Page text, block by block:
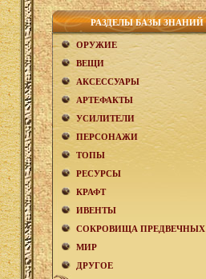
РАЗДЕЛЫ БАЗЫ ЗНАНИЙ
ОРУЖИЕ
ВЕЩИ
АКCЕСCУАРЫ
АРТЕФАКТЫ
УСИЛИТЕЛИ
ПЕРСОНАЖИ
ТОПЫ
РЕСУРСЫ
КРАФТ
ИВЕНТЫ
СОКРОВИЩА ПРЕДВЕЧНЫХ
МИР
ДРУГОЕ